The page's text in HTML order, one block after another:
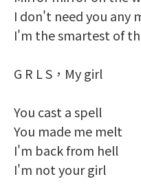
I don't need you any
I'm the smartest of
G R L S，My girl
You cast a spell
You made me melt
I'm back from hell
I'm not your girl